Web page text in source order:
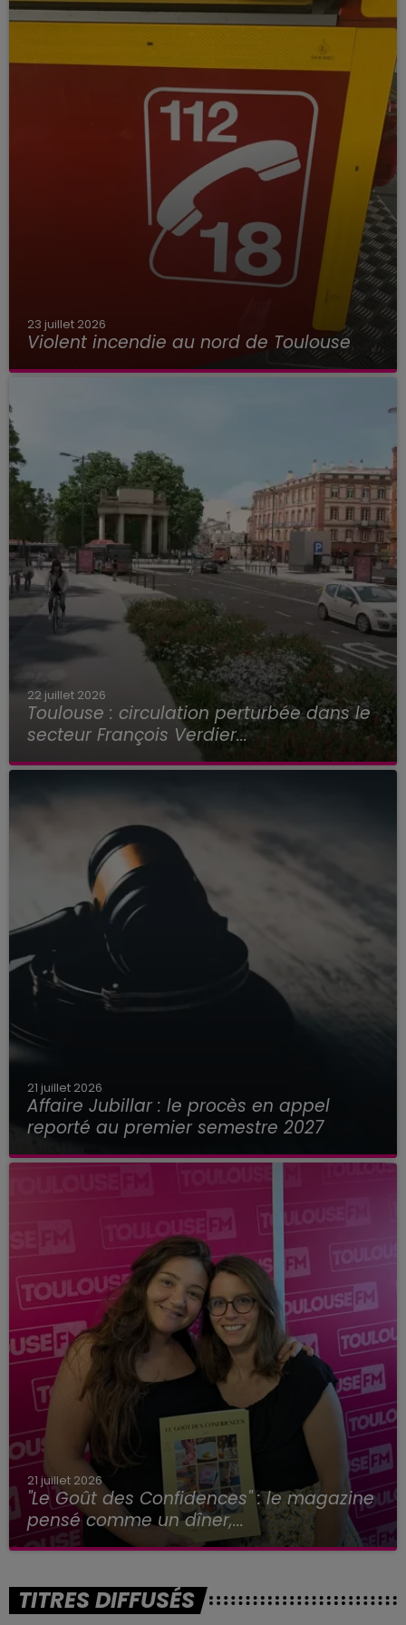
23 juillet 2026
Violent incendie au nord de Toulouse
22 juillet 2026
Toulouse : circulation perturbée dans le
secteur François Verdier...
21 juillet 2026
Affaire Jubillar : le procès en appel
reporté au premier semestre 2027
21 juillet 2026
"Le Goût des Confidences" : le magazine
pensé comme un dîner,...
TITRES DIFFUSÉS